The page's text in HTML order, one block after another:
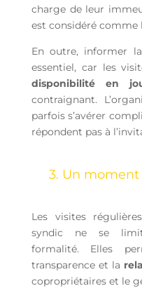
charge de leur
est considéré comme
En outre, informer
essentiel, car les
disponibilité en
contraignant.
parfois s’avérer
répondent pas à
3. Un
Les
visites
syndic ne se
formalité. Elles
transparence et la
copropriétaires et le